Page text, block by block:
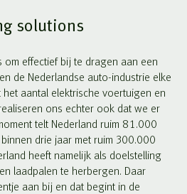
solutions
om effectief bij te dragen aan een
de Nederlandse auto-industrie elke
aantal elektrische voertuigen en
ons echter ook dat we er
telt Nederland ruim 81.000
drie jaar met ruim 300.000
heeft namelijk als doelstelling
laadpalen te herbergen. Daar
aan bij en dat begint in de